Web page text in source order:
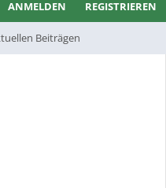
Beiträgen
ANMELDEN REGISTRIEREN